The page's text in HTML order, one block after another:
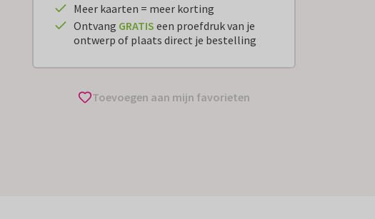
Meer kaarten = meer korting
Ontvang GRATIS een proefdruk van je
ontwerp of plaats direct je bestelling
Toevoegen aan mijn favorieten